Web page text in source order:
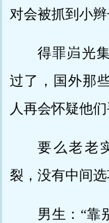
对会被抓到小辫
得罪岿光
过了，国外那
人再会怀疑他们
要么老老
裂，没有中间选
男生：“靠